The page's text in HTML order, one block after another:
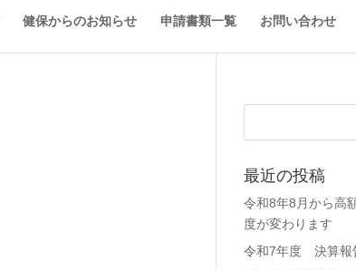
健保からのお知らせ 申請書類一覧 お問い合わせ
最近の投稿
令和8年8月から高
度が変わります
令和7年度 決算報